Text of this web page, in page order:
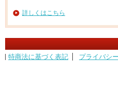
詳しくはこちら
特商法に基づく表記 プライバシ